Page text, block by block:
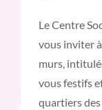
Le Centre
vous inviter
murs,
vous festifs
quartiers des